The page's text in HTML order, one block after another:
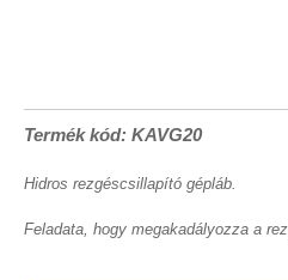
Termék kód: KAVG20
Hidros rezgéscsillapító gépláb.
Feladata, hogy megakadályozza a